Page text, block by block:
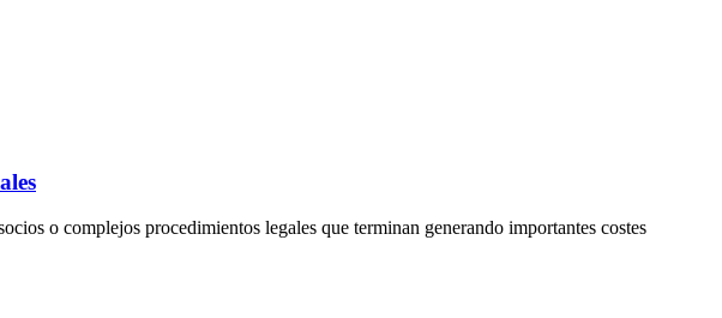
o complejos procedimientos legales que terminan generando importantes costes